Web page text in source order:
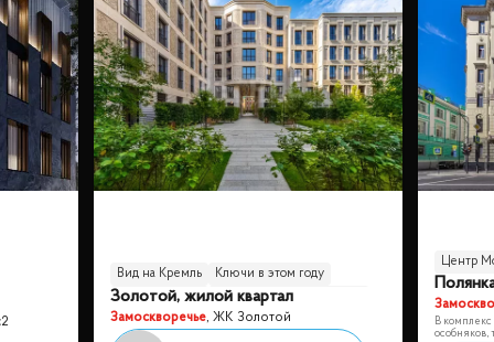
Вид на Кремль
Ключи в этом году
Центр Москвы
С видом на набережную
Золотой, жилой квартал
Замоскворечье, ЖК Золотой
Центр
В
особняков,